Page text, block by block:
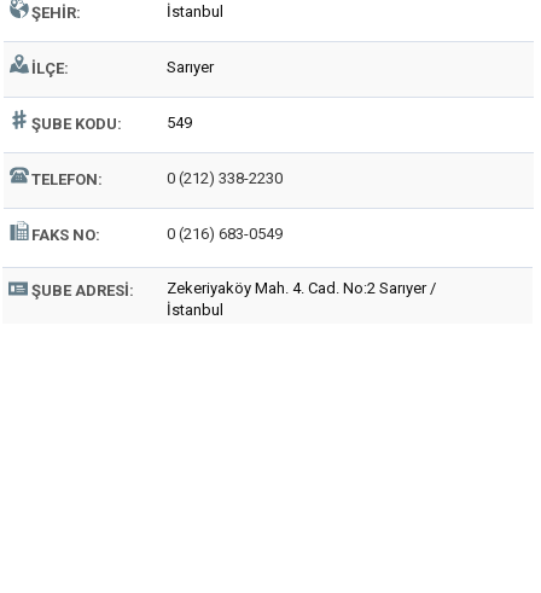
ŞEHIR: İstanbul
İLÇE: Sarıyer
ŞUBE KODU: 549
TELEFON: 0 (212) 338-2230
FAKS NO: 0 (216) 683-0549
ŞUBE ADRESI:
Zekeriyaköy Mah. 4. Cad. No:2 Sarıyer /
İstanbul